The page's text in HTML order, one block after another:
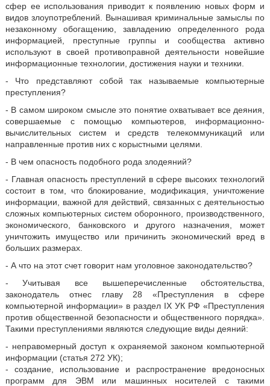
сфер ее использования приводит к появлению новых форм и
видов злоупотреблений. Вынашивая криминальные замыслы по
незаконному обогащению, завладению определенного рода
информацией, преступные группы и сообщества активно
используют в своей противоправной деятельности новейшие
информационные технологии, достижения науки и техники.
- Что представляют собой так называемые компьютерные
преступления?
- В самом широком смысле это понятие охватывает все деяния,
совершаемые с помощью компьютеров, информационно-
вычислительных систем и средств телекоммуникаций или
направленные против них с корыстными целями.
- В чем опасность подобного рода злодеяний?
- Главная опасность преступлений в сфере высоких технологий
состоит в том, что блокирование, модификация, уничтожение
информации, важной для действий, связанных с деятельностью
сложных компьютерных систем оборонного, производственного,
экономического, банковского и другого назначения, может
уничтожить имущество или причинить экономический вред в
больших размерах.
- А что на этот счет говорит нам уголовное законодательство?
- Учитывая все вышеперечисленные обстоятельства,
законодатель отнес главу 28 «Преступления в сфере
компьютерной информации» в раздел IX УК РФ «Преступления
против общественной безопасности и общественного порядка».
Такими преступлениями являются следующие виды деяний:
- неправомерный доступ к охраняемой законом компьютерной
информации (статья 272 УК);
- создание, использование и распространение вредоносных
программ для ЭВМ или машинных носителей с такими